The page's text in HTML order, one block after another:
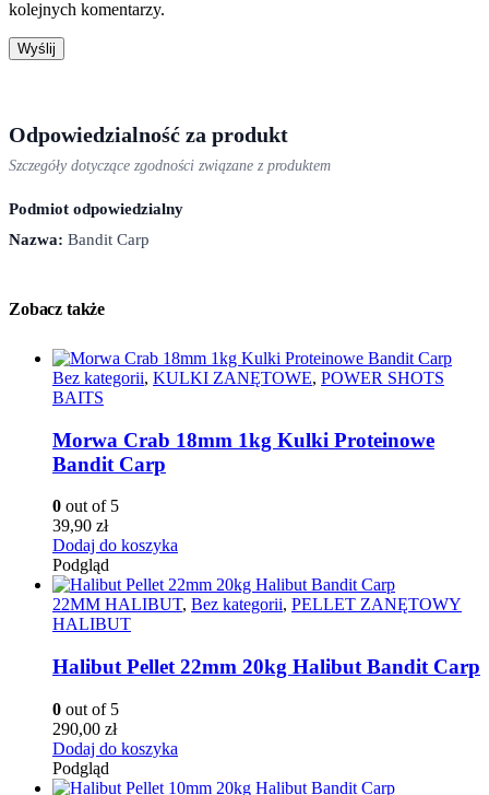
kolejnych komentarzy.
Odpowiedzialność za produkt
Szczegóły dotyczące zgodności związane z produktem
Podmiot odpowiedzialny
Nazwa: Bandit Carp
Zobacz także
Bez kategorii, KULKI ZANĘTOWE, POWER SHOTS
BAITS
Morwa Crab 18mm 1kg Kulki Proteinowe
Bandit Carp
0 out of 5
39,90 zł
Dodaj do koszyka
Podgląd
22MM HALIBUT, Bez kategorii, PELLET ZANĘTOWY
HALIBUT
Halibut Pellet 22mm 20kg Halibut Bandit Carp
0 out of 5
290,00 zł
Dodaj do koszyka
Podgląd